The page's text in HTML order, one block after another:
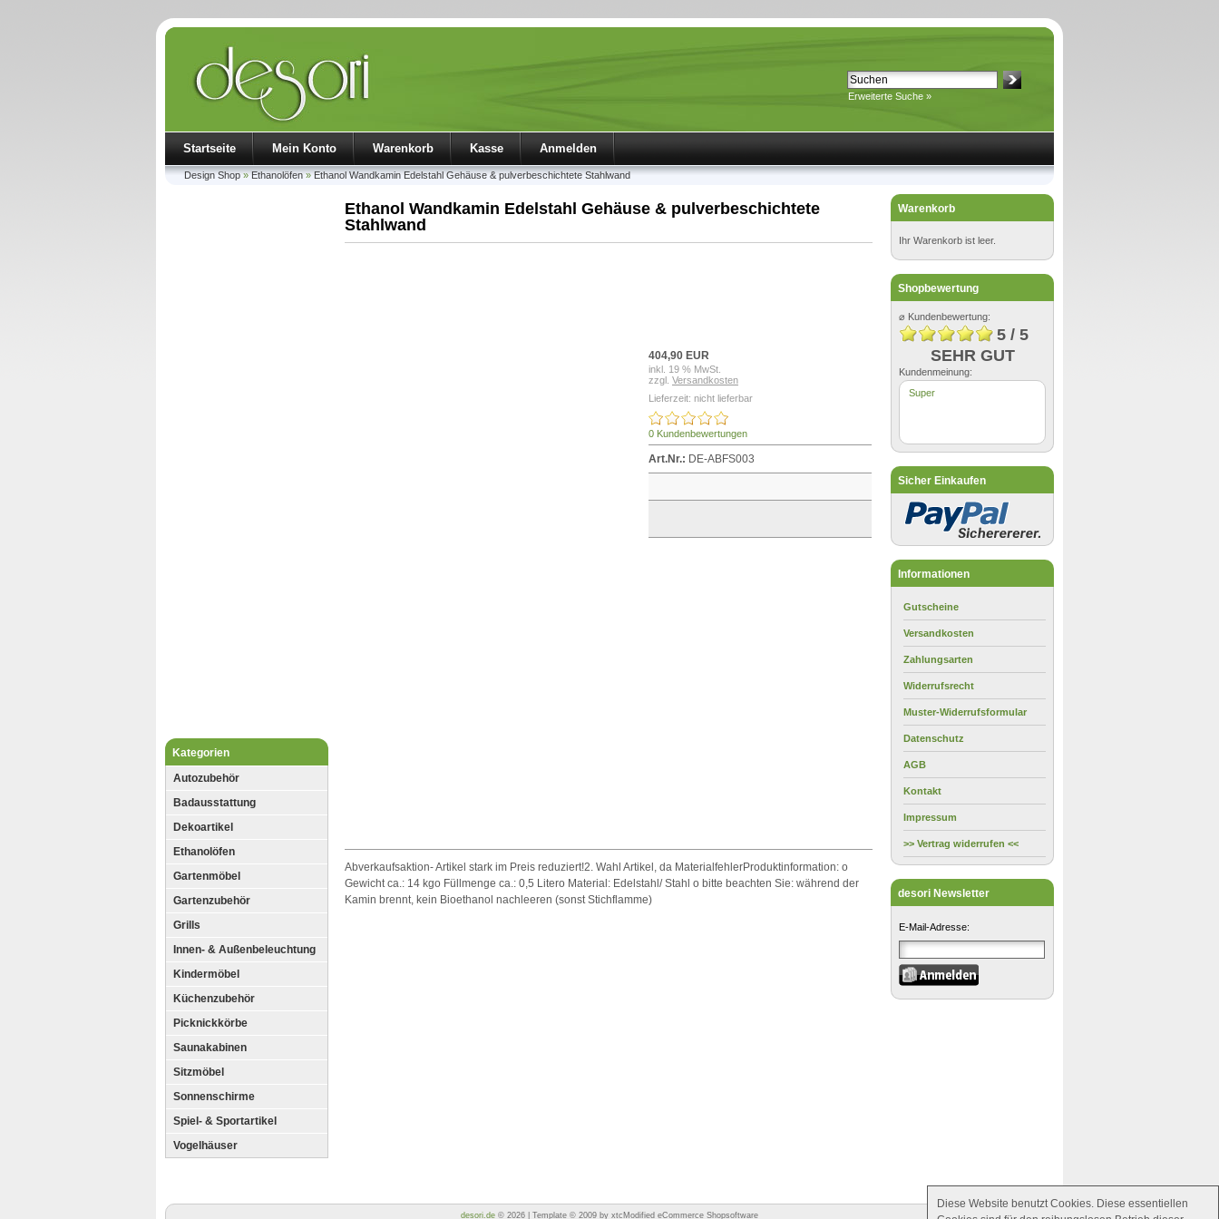
Erweiterte Suche »
Startseite Mein Konto Warenkorb Kasse Anmelden
Design Shop»Ethanolöfen»Ethanol Wandkamin Edelstahl Gehäuse & pulverbeschichtete Stahlwand
Kategorien
Autozubehör
Badausstattung
Dekoartikel
Ethanolöfen
Gartenmöbel
Gartenzubehör
Grills
Innen- & Außenbeleuchtung
Kindermöbel
Küchenzubehör
Picknickkörbe
Saunakabinen
Sitzmöbel
Sonnenschirme
Spiel- & Sportartikel
Vogelhäuser
Ethanol Wandkamin Edelstahl Gehäuse & pulverbeschichtete
Stahlwand
404,90 EUR
inkl. 19 % MwSt.
zzgl. Versandkosten
Lieferzeit: nicht lieferbar
0 Kundenbewertungen
Art.Nr.: DE-ABFS003
Abverkaufsaktion- Artikel stark im Preis reduziert!2. Wahl Artikel, da MaterialfehlerProduktinformation: o
Gewicht ca.: 14 kgo Füllmenge ca.: 0,5 Litero Material: Edelstahl/ Stahl o bitte beachten Sie: während der
Kamin brennt, kein Bioethanol nachleeren (sonst Stichflamme)
Warenkorb
Ihr Warenkorb ist leer.
Shopbewertung
⌀ Kundenbewertung:
5 / 5
SEHR GUT
Kundenmeinung:
Super
Sicher Einkaufen
Informationen
Gutscheine
Versandkosten
Zahlungsarten
Widerrufsrecht
Muster-Widerrufsformular
Datenschutz
AGB
Kontakt
Impressum
>> Vertrag widerrufen <<
desori Newsletter
E-Mail-Adresse:
desori.de © 2026 | Template © 2009 by xtcModified eCommerce Shopsoftware
Diese Website benutzt Cookies. Diese essentiellen